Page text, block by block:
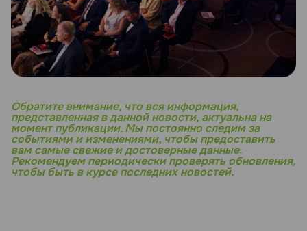
Обратите внимание, что вся информация,
представленная в данной новости, актуальна на
момент публикации. Мы постоянно следим за
событиями и изменениями, чтобы предоставить
вам самые свежие и достоверные данные.
Рекомендуем периодически проверять обновления,
чтобы быть в курсе последних новостей.